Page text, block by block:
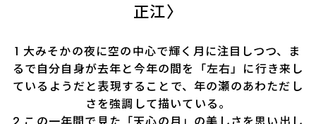
正江〉
1 大みそかの夜に空の中心で輝く月に注目しつつ、ま
るで自分自身が去年と今年の間を「左右」に行き来し
ているようだと表現することで、年の瀬のあわただし
さを強調して描いている。